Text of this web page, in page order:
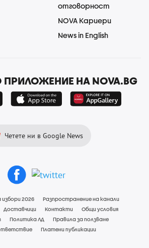
отговорност
NOVA Кариери
News in English
НА NOVA.BG
Четете ни в Google News
избори 2026
Разпространение на канали
Доставчици Контакти
Общи условия
Политика ЛД
Правила за ползване
Платени публикации